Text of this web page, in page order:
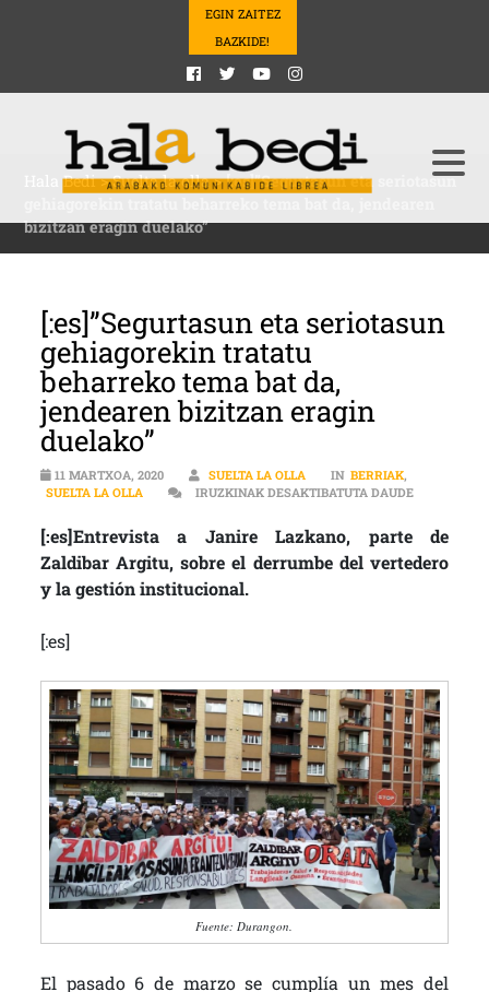
EGIN ZAITEZ
BAZKIDE!
Hala Bedi>Suelta la olla>[:es]”Segurtasun eta seriotasun
bizitzan eragin duelako”
[:es]”Segurtasun eta seriotasun
gehiagorekin tratatu
beharreko tema bat da,
jendearen bizitzan eragin
duelako”
11 MARTXOA, 2020 SUELTA LA OLLA IN BERRIAK,
SUELTA LA OLLA
IRUZKINAK DESAKTIBATUTA DAUDE
[:es]Entrevista a Janire Lazkano, parte de
Zaldibar Argitu, sobre el derrumbe del vertedero
y la gestión institucional.
[:es]
Fuente: Durangon.
El pasado 6 de marzo se cumplía un mes del